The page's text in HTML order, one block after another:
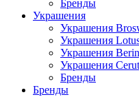
Бренды
Украшения
Украшения
Украшения
Украшения
Украшения
Бренды
Бренды